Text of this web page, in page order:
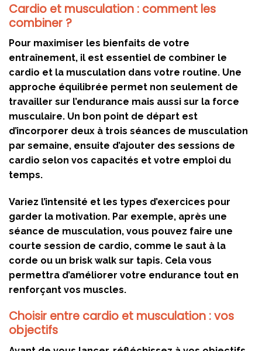
Cardio et musculation : comment les
combiner ?
Pour maximiser les bienfaits de votre
entraînement, il est essentiel de combiner le
cardio et la musculation dans votre routine. Une
approche équilibrée permet non seulement de
travailler sur l’endurance mais aussi sur la force
musculaire. Un bon point de départ est
d’incorporer deux à trois séances de musculation
par semaine, ensuite d’ajouter des sessions de
cardio selon vos capacités et votre emploi du
temps.
Variez l’intensité et les types d’exercices pour
garder la motivation. Par exemple, après une
séance de musculation, vous pouvez faire une
courte session de cardio, comme le saut à la
corde ou un brisk walk sur tapis. Cela vous
permettra d’améliorer votre endurance tout en
renforçant vos muscles.
Choisir entre cardio et musculation : vos
objectifs